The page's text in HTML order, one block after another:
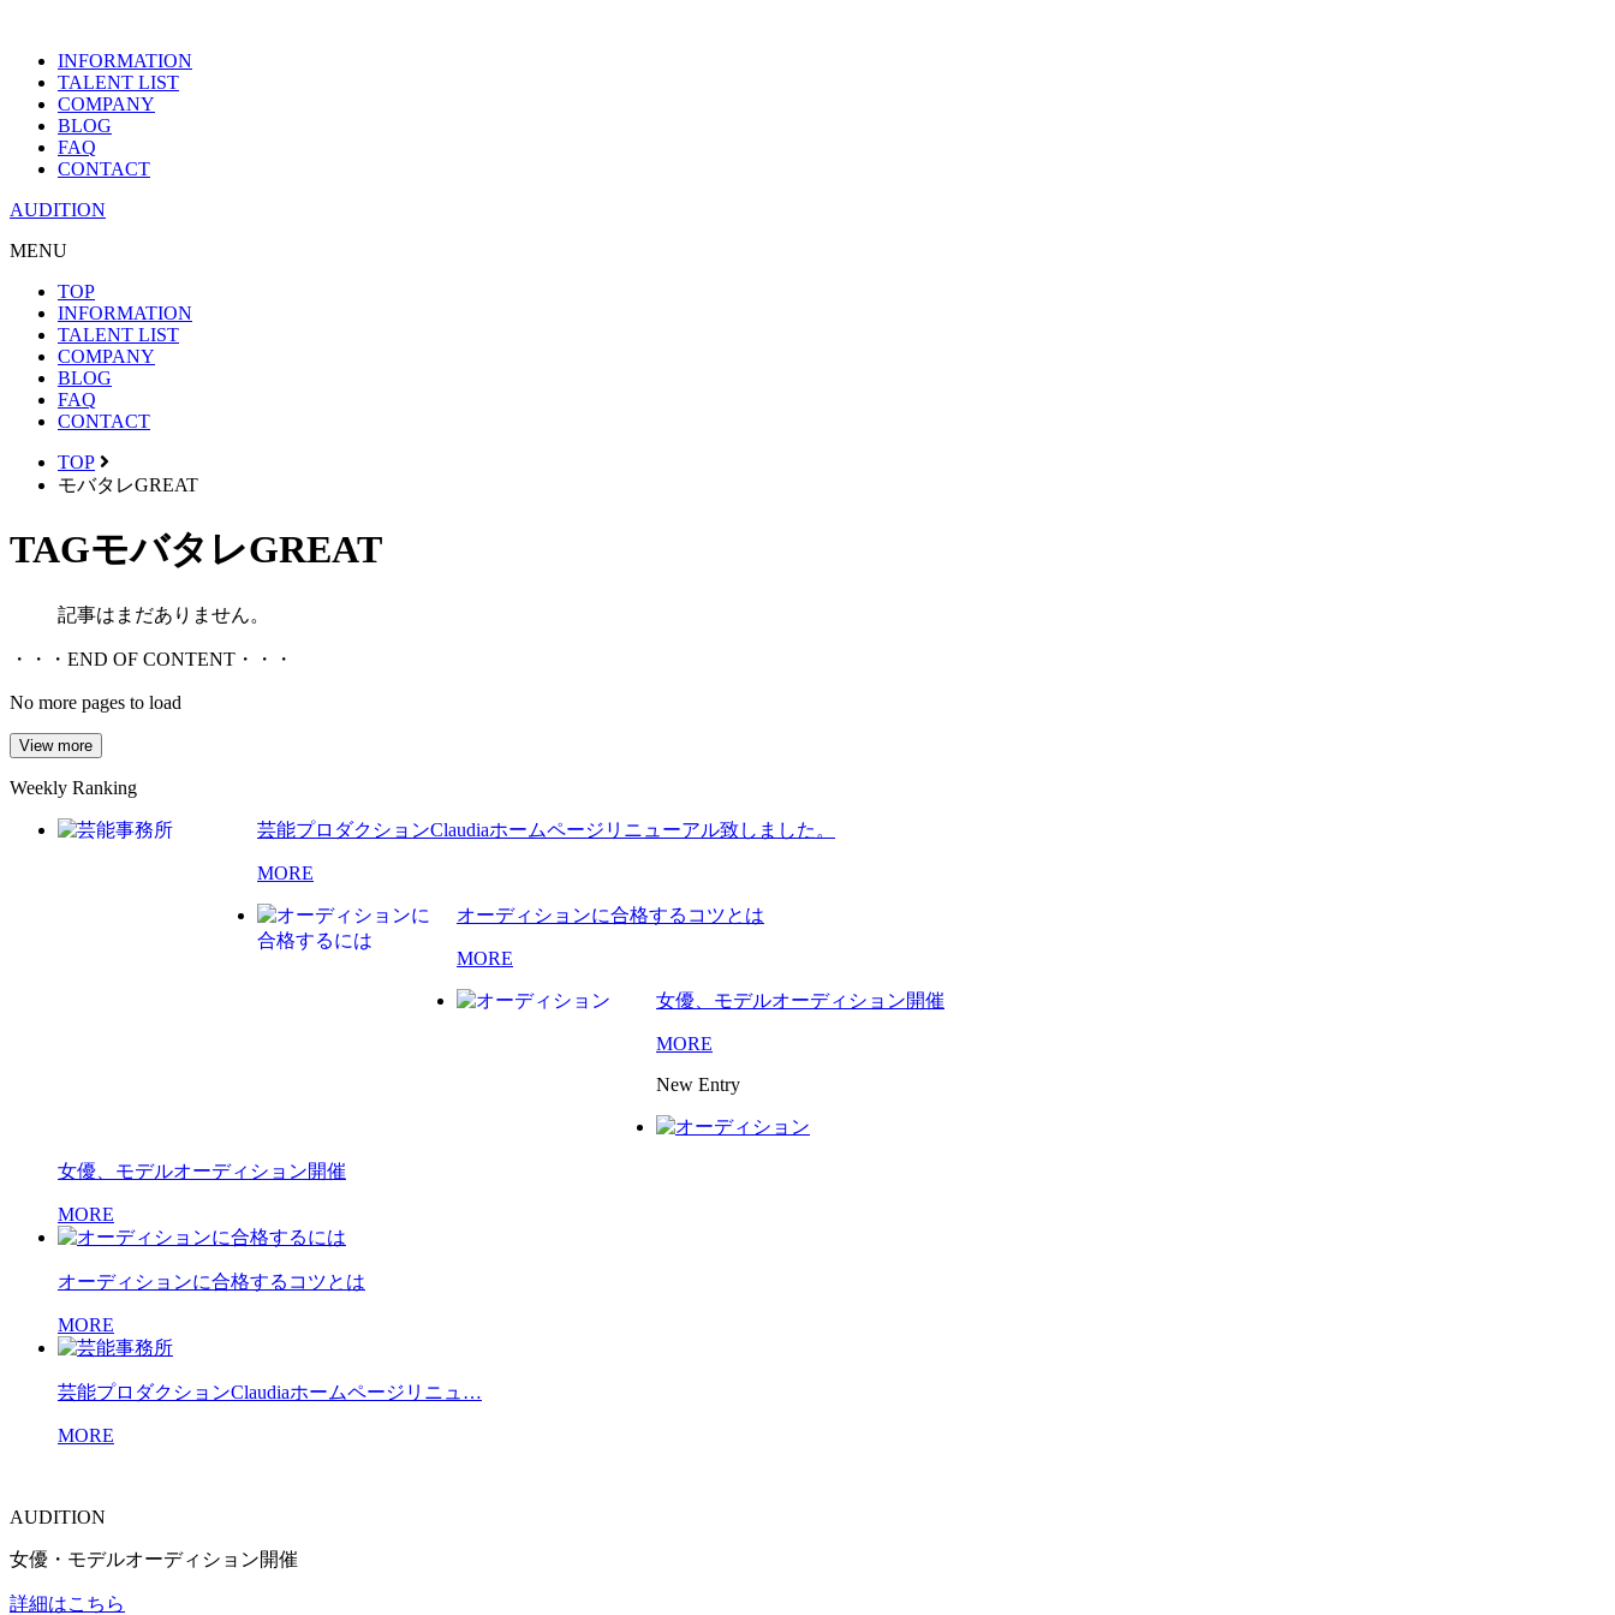
INFORMATION
TALENT LIST
COMPANY
BLOG
FAQ
CONTACT
AUDITION
MENU
TOP
INFORMATION
TALENT LIST
COMPANY
BLOG
FAQ
CONTACT
TOP
モバタレGREAT
TAGモバタレGREAT
記事はまだありません。
・・・END OF CONTENT・・・
No more pages to load
View more
Weekly Ranking
芸能プロダクションClaudiaホームページリニューアル致しました。
MORE
オーディションに合格するコツとは
MORE
女優、モデルオーディション開催
MORE
New Entry
女優、モデルオーディション開催
MORE
オーディションに合格するコツとは
MORE
芸能プロダクションClaudiaホームページリニュ…
MORE
AUDITION
女優・モデルオーディション開催
詳細はこちら